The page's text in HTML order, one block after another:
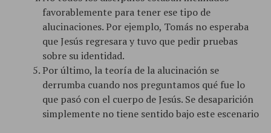
favorablemente para tener ese tipo de
alucinaciones. Por ejemplo, Tomás no esperaba
que Jesús regresara y tuvo que pedir pruebas
sobre su identidad.
Por último, la teoría de la alucinación se
derrumba cuando nos preguntamos qué fue lo
que pasó con el cuerpo de Jesús. Se desaparición
simplemente no tiene sentido bajo este escenario